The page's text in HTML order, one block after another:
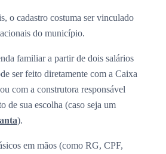
o cadastro costuma ser vinculado
do município.
familiar a partir de dois salários
ser feito diretamente com a Caixa
com a construtora responsável
de sua escolha (caso seja um
).
em mãos (como RG, CPF,